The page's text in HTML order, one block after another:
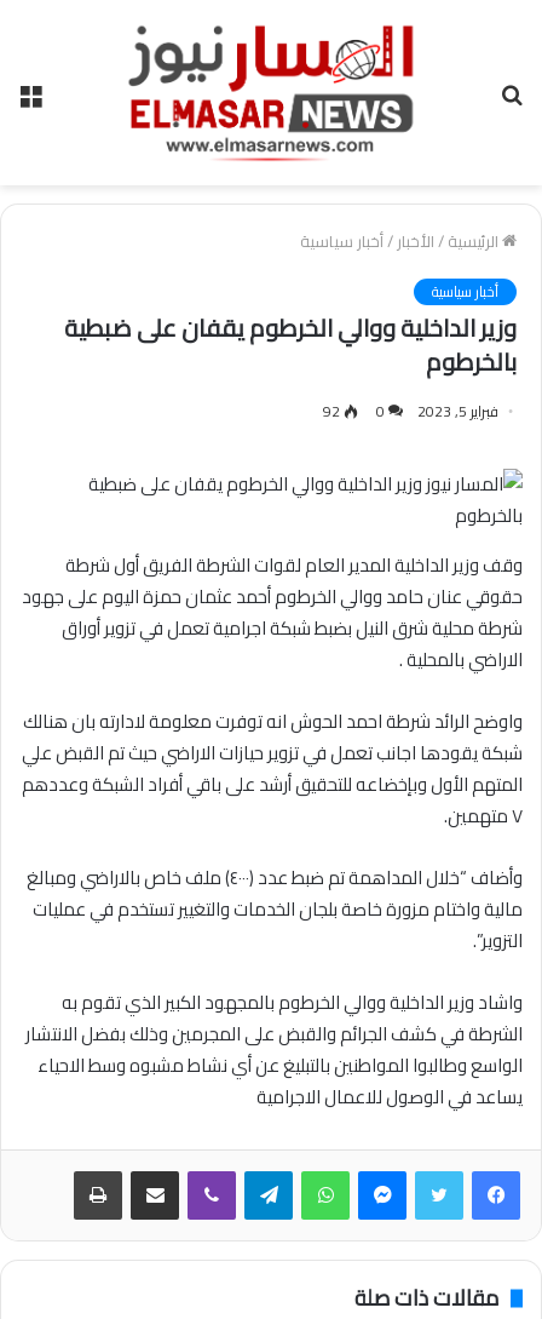
الرئيسية/الأخبار/أخبار سياسية
أخبار سياسية
وزير الداخلية ووالي الخرطوم يقفان على ضبطية
بالخرطوم
فبراير 5, 2023 0
92
وقف وزير الداخلية المدير العام لقوات الشرطة الفريق أول شرطة
حقوقي عنان حامد ووالي الخرطوم أحمد عثمان حمزة اليوم على جهود
شرطة محلية شرق النيل بضبط شبكة اجرامية تعمل في تزوير أوراق
الاراضي بالمحلية .
واوضح الرائد شرطة احمد الحوش انه توفرت معلومة لادارته بان هنالك
شبكة يقودها اجانب تعمل في تزوير حيازات الاراضي حيث تم القبض علي
المتهم الأول وبإخضاعه للتحقيق أرشد على باقي أفراد الشبكة وعددهم
٧ متهمين.
وأضاف “خلال المداهمة تم ضبط عدد (٤٠٠٠) ملف خاص بالاراضي ومبالغ
مالية واختام مزورة خاصة بلجان الخدمات والتغيير تستخدم في عمليات
التزوير”.
واشاد وزير الداخلية ووالي الخرطوم بالمجهود الكبير الذي تقوم به
الشرطة في كشف الجرائم والقبض على المجرمين وذلك بفضل الانتشار
الواسع وطالبوا المواطنين بالتبليغ عن أي نشاط مشبوه وسط الاحياء
يساعد في الوصول للاعمال الاجرامية
فيسبوكتويتر ماسنجر واتساب تيلقرام ڤايبر مشاركة عبر البريد طباعة
مقالات ذات صلة